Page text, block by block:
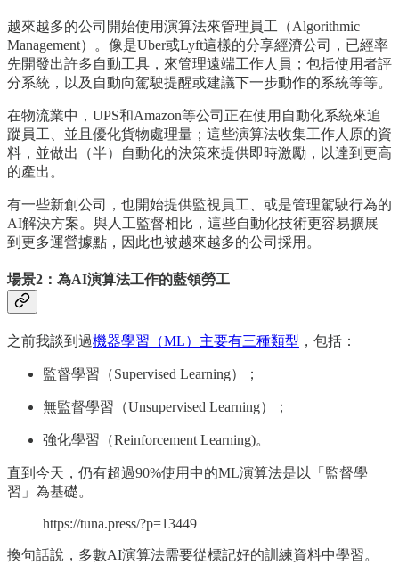
越來越多的公司開始使用演算法來管理員工（Algorithmic
Management）。像是Uber或Lyft這樣的分享經濟公司，已經率
先開發出許多自動工具，來管理遠端工作人員；包括使用者評
分系統，以及自動向駕駛提醒或建議下一步動作的系統等等。
在物流業中，UPS和Amazon等公司正在使用自動化系統來追
蹤員工、並且優化貨物處理量；這些演算法收集工作人原的資
料，並做出（半）自動化的決策來提供即時激勵，以達到更高
的產出。
有一些新創公司，也開始提供監視員工、或是管理駕駛行為的
AI解決方案。與人工監督相比，這些自動化技術更容易擴展
到更多運營據點，因此也被越來越多的公司採用。
場景2：為AI演算法工作的藍領勞工
之前我談到過機器學習（ML）主要有三種類型 ，包括：
監督學習（Supervised Learning）；
無監督學習（Unsupervised Learning）；
強化學習（Reinforcement Learning)。
直到今天，仍有超過90%使用中的ML演算法是以「監督學
習」為基礎。
https://tuna.press/?p=13449
換句話說，多數AI演算法需要從標記好的訓練資料中學習。